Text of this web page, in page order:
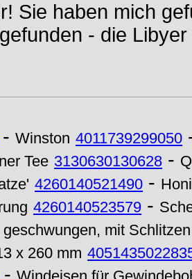
Sie haben mich
- die
- Winston 4011739299050
Tee 3130630130628 -
4260140521490 -
4260140523579 -
mit
x 260 mm
-